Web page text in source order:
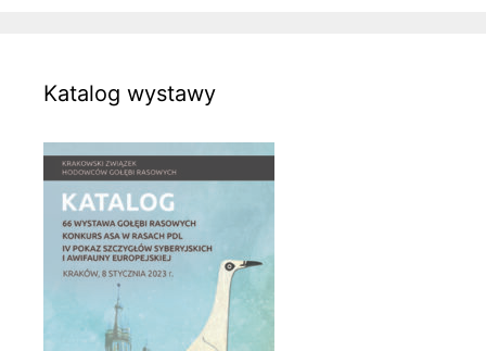
Katalog wystawy